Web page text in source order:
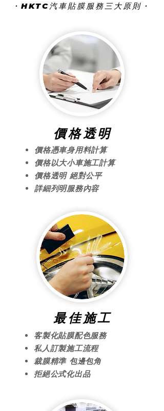
・HKTC汽車貼膜服務三大原則・
​價格透明
價格憑車身用料計算
價格以大小車施工計算
價格透明 絕對公平
詳細列明服務內容
​最佳施工
客製化貼膜配色服務
私人訂製施工流程
​裁膜精準 包邊包角
拒絕公式化出品